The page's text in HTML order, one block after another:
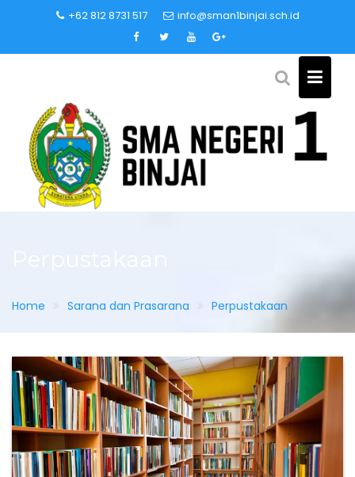
+62 812 8731 517 info@sman1binjai.sch.id
Home Sarana dan Prasarana Perpustakaan